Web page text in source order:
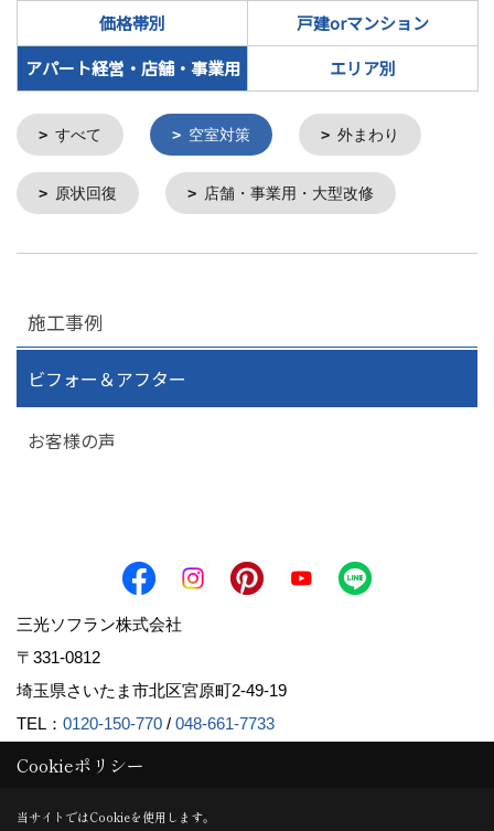
価格帯別
戸建orマンション
アパート経営・店舗・事業用
エリア別
すべて 空室対策 外まわり
原状回復 店舗・事業用・大型改修
施工事例
ビフォー＆アフター
お客様の声
三光ソフラン株式会社
〒331-0812
埼玉県さいたま市北区宮原町2-49-19
TEL： 0120-150-770 / 048-661-7733
FAX：048-661-7710
＜定休日＞水曜日
Cookieポリシー
当サイトではCookieを使用します。